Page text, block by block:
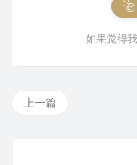
如果觉得
上一篇